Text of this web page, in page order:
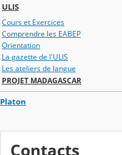
ULIS
Cours et Exercices
Comprendre les EABEP
Orientation
La gazette de l'ULIS
Les ateliers de langue
PROJET MADAGASCAR
Platon
Contacts